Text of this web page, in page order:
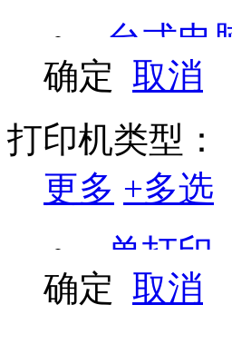
虹光
良田
松下
佳能 canon
京瓷
索尼
云广
台式电
喷墨打
复合机/
投影机
激光打
碎纸机
确定 取消
打印机类型：
更多 +多选
单打印
打印/复
确定 取消